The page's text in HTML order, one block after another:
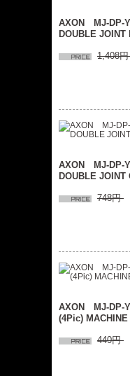
AXON MJ-DP-
DOUBLE JOINT
1,408
AXON MJ-DP-
DOUBLE JOINT
748円
AXON MJ-DP-
(4Pic) MACHINE
440円